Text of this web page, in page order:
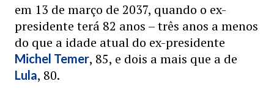
em 13 de março de 2037, quando o ex-
presidente terá 82 anos – três anos a menos
do que a idade atual do ex-presidente
Michel Temer, 85, e dois a mais que a de
Lula, 80.